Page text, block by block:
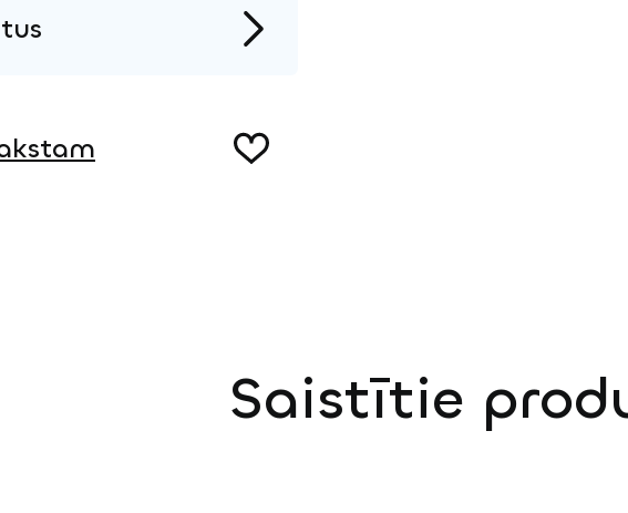
Saistītie